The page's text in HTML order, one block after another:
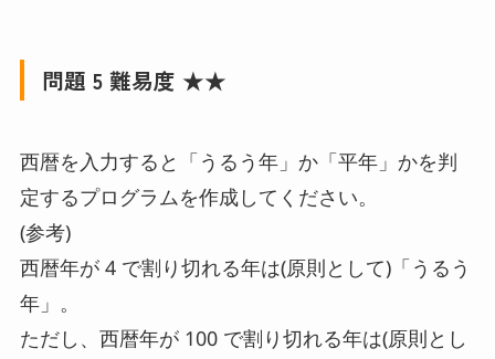
問題 5 難易度 ★★
西暦を入力すると「うるう年」か「平年」かを判
定するプログラムを作成してください。
(参考)
西暦年が 4 で割り切れる年は(原則として)「うるう
年」。
ただし、西暦年が 100 で割り切れる年は(原則とし